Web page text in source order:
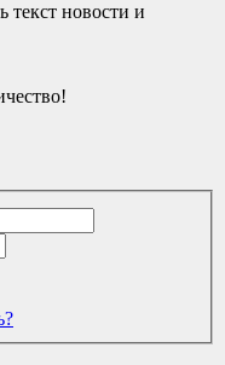
текст новости и